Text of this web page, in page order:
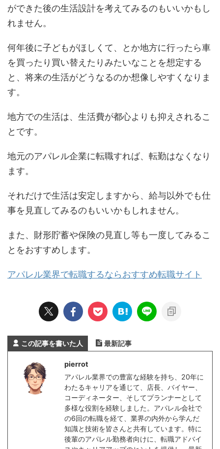
ができた後の生活設計を考えてみるのもいいかもし
れません。
何年後に子どもがほしくて、とか地方に行ったら車
を買ったり買い替えたりみたいなことを想定する
と、将来の生活がどうなるのか想像しやすくなりま
す。
地方での生活は、生活費が都心よりも抑えされるこ
とです。
地元のアパレル企業に転職すれば、転勤はなくなり
ます。
それだけで生活は安定しますから、給与以外でも仕
事を見直してみるのもいいかもしれません。
また、財形貯蓄や保険の見直し等も一度してみるこ
とをおすすめします。
アパレル業界で転職するならおすすめ転職サイト
この記事を書いた人 最新記事
pierrot
アパレル業界での豊富な経験を持ち、20年に
わたるキャリアを通じて、店長、バイヤー、
コーディネーター、そしてプランナーとして
多様な役割を経験しました。アパレル会社で
の6回の転職を経て、業界の内外から学んだ
知識と技術を皆さんと共有しています。特に
後輩のアパレル勤務者向けに、転職アドバイ